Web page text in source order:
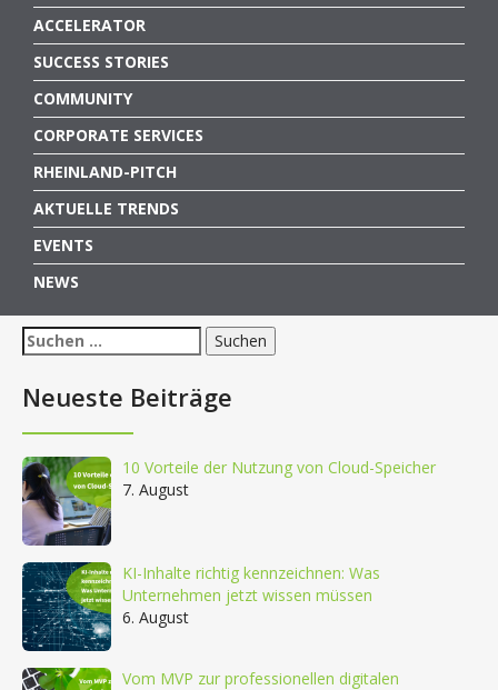
ACCELERATOR
SUCCESS STORIES
COMMUNITY
CORPORATE SERVICES
RHEINLAND-PITCH
AKTUELLE TRENDS
EVENTS
NEWS
Suchen
nach:
Neueste Beiträge
10 Vorteile der Nutzung von Cloud-Speicher
7. August
KI-Inhalte richtig kennzeichnen: Was
Unternehmen jetzt wissen müssen
6. August
Vom MVP zur professionellen digitalen